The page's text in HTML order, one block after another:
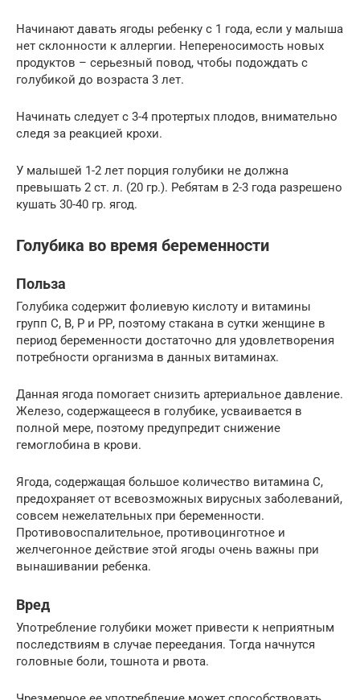
Начинают давать ягоды ребенку с 1 года, если у малыша
нет склонности к аллергии. Непереносимость новых
продуктов – серьезный повод, чтобы подождать с
голубикой до возраста 3 лет.
Начинать следует с 3-4 протертых плодов, внимательно
следя за реакцией крохи.
У малышей 1-2 лет порция голубики не должна
превышать 2 ст. л. (20 гр.). Ребятам в 2-3 года разрешено
кушать 30-40 гр. ягод.
Голубика во время беременности
Польза
Голубика содержит фолиевую кислоту и витамины
групп С, В, Р и РР, поэтому стакана в сутки женщине в
период беременности достаточно для удовлетворения
потребности организма в данных витаминах.
Данная ягода помогает снизить артериальное давление.
Железо, содержащееся в голубике, усваивается в
полной мере, поэтому предупредит снижение
гемоглобина в крови.
Ягода, содержащая большое количество витамина С,
предохраняет от всевозможных вирусных заболеваний,
совсем нежелательных при беременности.
Противовоспалительное, противоцинготное и
желчегонное действие этой ягоды очень важны при
вынашивании ребенка.
Вред
Употребление голубики может привести к неприятным
последствиям в случае переедания. Тогда начнутся
головные боли, тошнота и рвота.